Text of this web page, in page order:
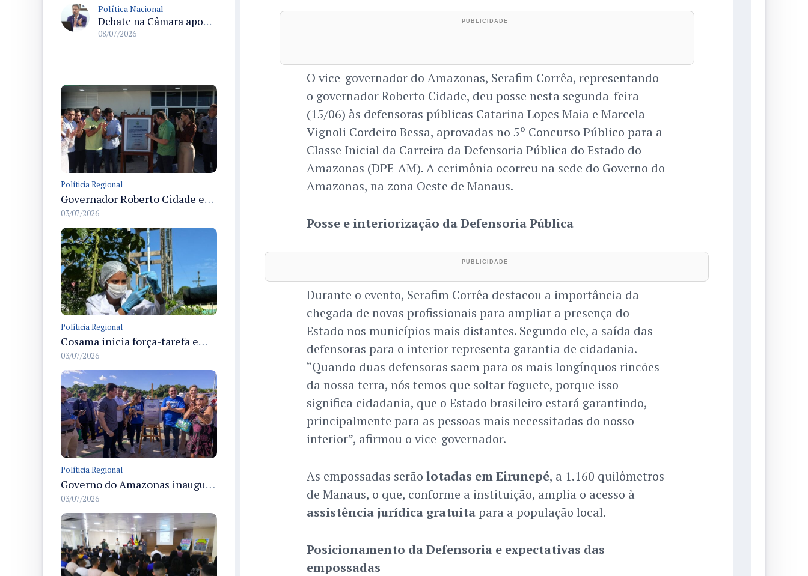
Política Nacional
Debate na Câmara aponta riscos da exposição massiva de apostas esportivas e pede regras para publicidade
08/07/2026
Políticia Regional
Governador Roberto Cidade entrega readequação do ambulatório da FCecon e amplia capacidade de atendimento oncológico em Manaus
03/07/2026
Políticia Regional
Cosama inicia força-tarefa em Anamã para fortalecer abastecimento de água e segurança hídrica da população
03/07/2026
Políticia Regional
Governo do Amazonas inaugura primeiro Castramóvel Fluvial para atendimento veterinário às comunidades ribeirinhas e castração gratuita
03/07/2026
O vice-governador do Amazonas, Serafim Corrêa, representando
o governador Roberto Cidade, deu posse nesta segunda-feira
(15/06) às defensoras públicas Catarina Lopes Maia e Marcela
Vignoli Cordeiro Bessa, aprovadas no 5º Concurso Público para a
Classe Inicial da Carreira da Defensoria Pública do Estado do
Amazonas (DPE-AM). A cerimônia ocorreu na sede do Governo do
Amazonas, na zona Oeste de Manaus.
Posse e interiorização da Defensoria Pública
Durante o evento, Serafim Corrêa destacou a importância da
chegada de novas profissionais para ampliar a presença do
Estado nos municípios mais distantes. Segundo ele, a saída das
defensoras para o interior representa garantia de cidadania.
“Quando duas defensoras saem para os mais longínquos rincões
da nossa terra, nós temos que soltar foguete, porque isso
significa cidadania, que o Estado brasileiro estará garantindo,
principalmente para as pessoas mais necessitadas do nosso
interior”, afirmou o vice-governador.
As empossadas serão lotadas em Eirunepé, a 1.160 quilômetros
de Manaus, o que, conforme a instituição, amplia o acesso à
assistência jurídica gratuitapara a população local.
Posicionamento da Defensoria e expectativas das
empossadas